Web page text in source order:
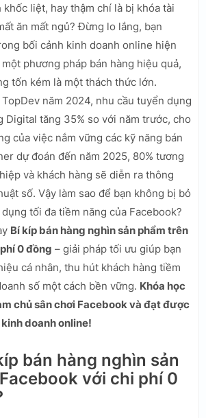
liệt, hay thậm chí là bị khóa tài
ăn mất ngủ? Đừng lo lắng, bạn
bối cảnh kinh doanh online hiện
phương pháp bán hàng hiệu quả,
tốn kém là một thách thức lớn.
năm 2024, nhu cầu tuyển dụng
Digital tăng 35% so với năm trước, cho
của việc nắm vững các kỹ năng bán
dự đoán đến năm 2025, 80% tương
và khách hàng sẽ diễn ra thông
số. Vậy làm sao để bạn không bị bỏ
tối đa tiềm năng của Facebook?
Bí kíp bán hàng nghìn sản phẩm trên
0 đồng – giải pháp tối ưu giúp bạn
cá nhân, thu hút khách hàng tiềm
số một cách bền vững. Khóa học
chủ sân chơi Facebook và đạt được
doanh online!
bán hàng nghìn sản
với chi phí 0